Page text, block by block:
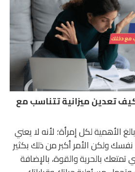
تعدين ميزانية تتناسب مع
الأهمية لكل إمرأة؛ لأنه لا يعني
ولكن الأمر أكبر من ذلك بكثير
تمتعك بالحرية والقوة، بالإضافة